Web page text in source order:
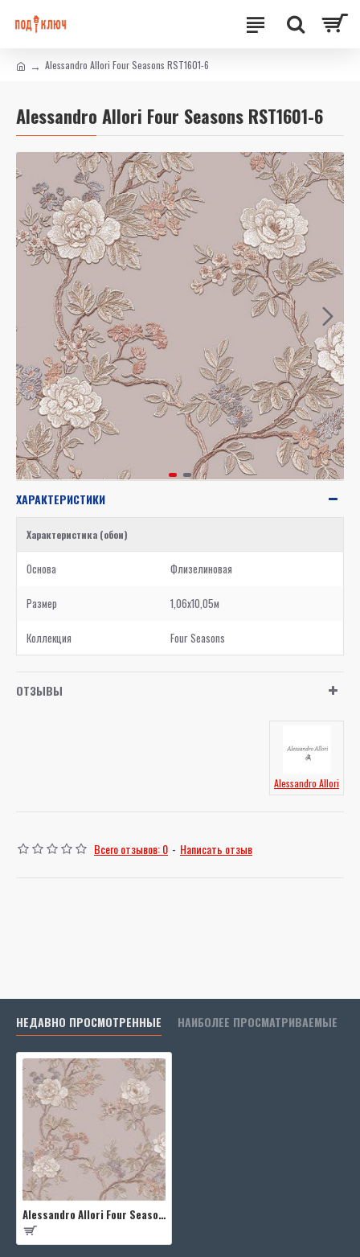
Alessandro Allori Four Seasons RST1601-6
Alessandro Allori Four Seasons RST1601-6
ХАРАКТЕРИСТИКИ
Характеристика (обои)
Основа Флизелиновая
Размер 1,06x10,05м
Коллекция Four Seasons
ОТЗЫВЫ
Alessandro Allori
Всего отзывов: 0 - Написать отзыв
НЕДАВНО ПРОСМОТРЕННЫЕ НАИБОЛЕЕ ПРОСМАТРИВАЕМЫЕ
Alessandro Allori Four Seasons RST1601-6